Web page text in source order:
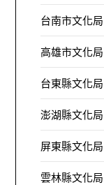
台南市文化局
高雄市文化局
台東縣文化局
澎湖縣文化局
屏東縣文化局
雲林縣文化局